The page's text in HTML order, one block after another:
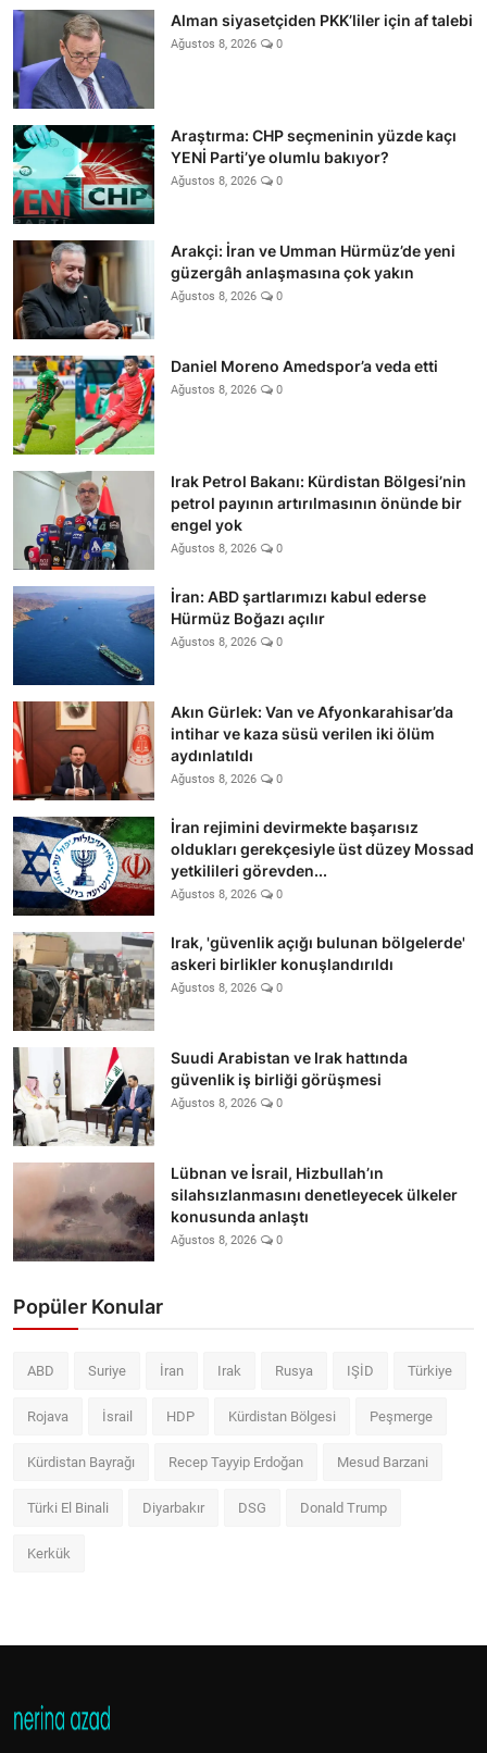
Alman siyasetçiden PKK’liler için af talebi
Ağustos 8, 2026 0
Araştırma: CHP seçmeninin yüzde kaçı
YENİ Parti’ye olumlu bakıyor?
Ağustos 8, 2026 0
Arakçi: İran ve Umman Hürmüz’de yeni
güzergâh anlaşmasına çok yakın
Ağustos 8, 2026 0
Daniel Moreno Amedspor’a veda etti
Ağustos 8, 2026 0
Irak Petrol Bakanı: Kürdistan Bölgesi’nin
petrol payının artırılmasının önünde bir
engel yok
Ağustos 8, 2026 0
İran: ABD şartlarımızı kabul ederse
Hürmüz Boğazı açılır
Ağustos 8, 2026 0
Akın Gürlek: Van ve Afyonkarahisar’da
intihar ve kaza süsü verilen iki ölüm
aydınlatıldı
Ağustos 8, 2026 0
İran rejimini devirmekte başarısız
oldukları gerekçesiyle üst düzey Mossad
yetkilileri görevden...
Ağustos 8, 2026 0
Irak, 'güvenlik açığı bulunan bölgelerde'
askeri birlikler konuşlandırıldı
Ağustos 8, 2026 0
Suudi Arabistan ve Irak hattında
güvenlik iş birliği görüşmesi
Ağustos 8, 2026 0
Lübnan ve İsrail, Hizbullah’ın
silahsızlanmasını denetleyecek ülkeler
konusunda anlaştı
Ağustos 8, 2026 0
Popüler Konular
ABD Suriye İran Irak Rusya IŞİD Türkiye
Rojava İsrail HDP Kürdistan Bölgesi Peşmerge
Kürdistan Bayrağı Recep Tayyip Erdoğan Mesud Barzani
Türki El Binali Diyarbakır DSG Donald Trump
Kerkük